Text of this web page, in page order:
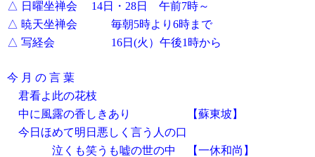
△ 日曜坐禅会 14日・28日 午前7時～
△ 暁天坐禅会 毎朝5時より6時まで
△ 写経会 16日(火）午後1時から
今 月 の 言 葉
君看よ此の花枝
中に風露の香しきあり 【蘇東坡】
今日ほめて明日悪しく言う人の口
泣くも笑うも嘘の世の中 【一休和尚】